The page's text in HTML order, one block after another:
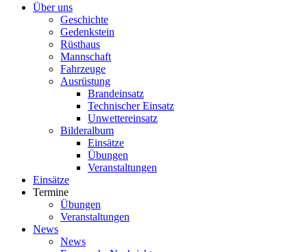
Über uns
Geschichte
Gedenkstein
Rüsthaus
Mannschaft
Fahrzeuge
Ausrüstung
Brandeinsatz
Technischer Einsatz
Unwettereinsatz
Bilderalbum
Einsätze
Übungen
Veranstaltungen
Einsätze
Termine
Übungen
Veranstaltungen
News
News